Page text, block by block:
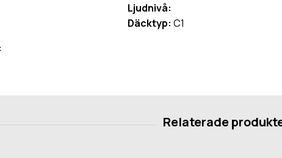
Ljudnivå:
Däcktyp: C1